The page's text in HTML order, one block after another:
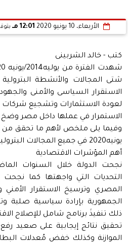
الأربعاء، 10 يونيو 2020 12:01 مـ
كتب - خالد الشربينى
شتى المجالات والأنشطة
الاستقرار السياسى والأمنى
لعودة الاستثمارات وتشجيع شركات
الاستمرار في عملها داخل مصر وضخ
يونيه2020 في جميع المجالات البترولية: - ​​
أهم المؤشرات الاقتصادية
نجحت الدولة خلال السنوات
التحديات التي واجهتها كما
المصري وترسيخ الاستقرار
الجمهورية بإرادة سياسية صلبة
ذلك تنفيذَ برنامج شامل للإصلاح
تحقيق نتائج إيجابية على صعيد
الموازنة وكذلك خفض مُعدلات